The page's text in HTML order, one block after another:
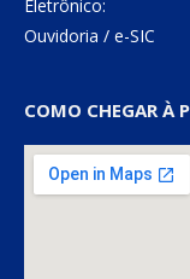
Eletrônico:
Ouvidoria / e-SIC
COMO CHEGAR À